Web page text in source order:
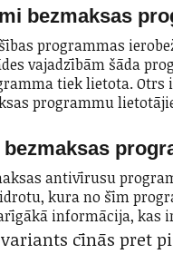
bezmaksas
programmas
vajadzībām šāda
tiek lietota.
programmu
antivīrusu
kura no šīm
informācija, kas
cīnās pret